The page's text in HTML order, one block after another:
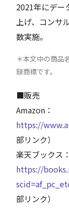
2021年にデー
上げ、コンサ
数実施。
＊本文中の商品
録商標です。
■販売
Amazon：
https://
部リンク）
楽天ブックス：
https://
部リンク）